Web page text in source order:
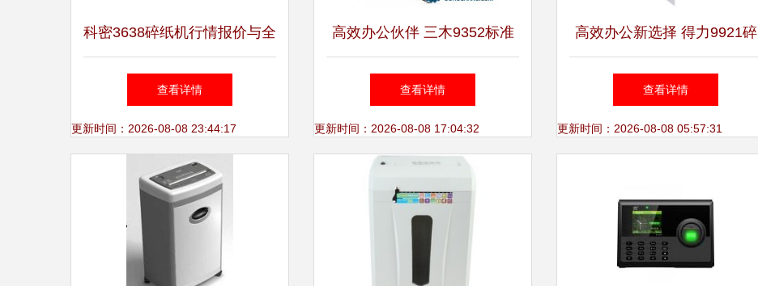
科密3638碎纸机行情报价与全
面评测
查看详情
更新时间：2026-08-08 23:44:17
高效办公伙伴 三木9352标准
系列碎纸机评测
查看详情
更新时间：2026-08-08 17:04:32
高效办公新选择 得力9921碎
纸机深度体验
查看详情
更新时间：2026-08-08 05:57:31